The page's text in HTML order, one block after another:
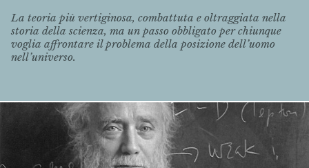
La teoria più vertiginosa, combattuta e oltraggiata nella
storia della scienza, ma un passo obbligato per chiunque
voglia affrontare il problema della posizione dell’uomo
nell’universo.